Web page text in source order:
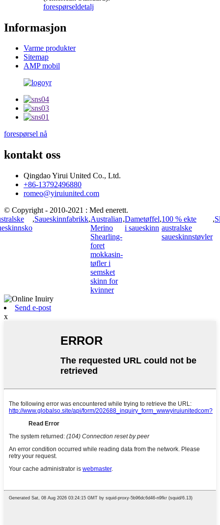
forespørseldetalj
Informasjon
Varme produkter
Sitemap
AMP mobil
forespørsel nå
kontakt oss
Qingdao Yirui United Co., Ltd.
+86-13792496880
romeo@yiruiunited.com
© Copyright - 2010-2021 : Med enerett.
,Saueskinnfabrikk,Australian
Merino
Shearling-
foret
mokkasin-
tøfler i
semsket
skinn for
kvinner
,Dametøffel
i saueskinn
,100 % ekte
australske
saueskinnstøvler
,
Send e-post
x